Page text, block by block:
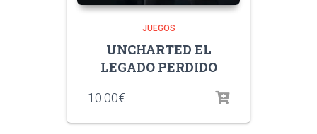
JUEGOS
UNCHARTED EL
LEGADO PERDIDO
10.00€